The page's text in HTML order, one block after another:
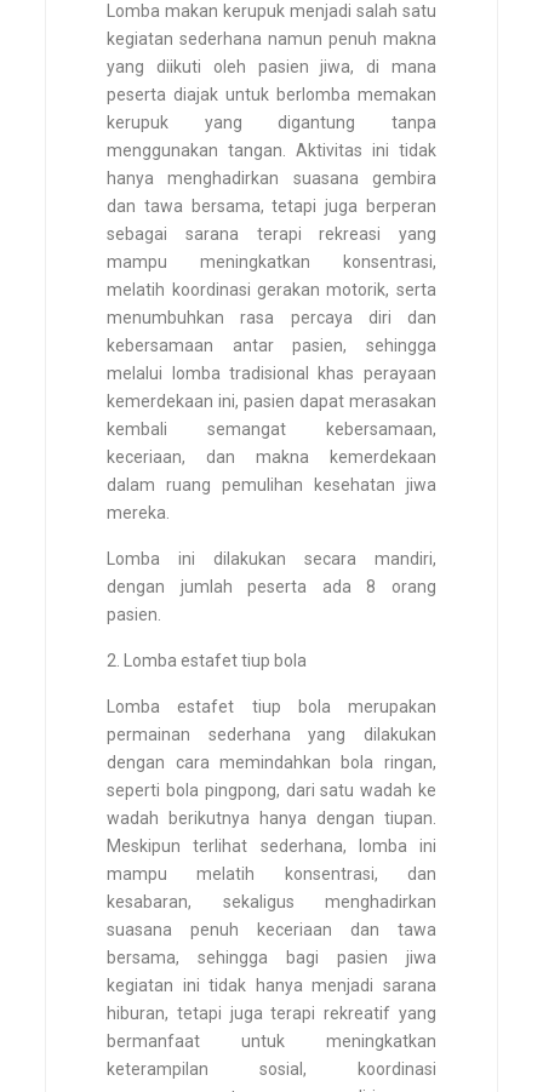
Lomba makan kerupuk menjadi salah satu
kegiatan sederhana namun penuh makna
yang diikuti oleh pasien jiwa, di mana
peserta diajak untuk berlomba memakan
kerupuk yang digantung tanpa
menggunakan tangan. Aktivitas ini tidak
hanya menghadirkan suasana gembira
dan tawa bersama, tetapi juga berperan
sebagai sarana terapi rekreasi yang
mampu meningkatkan konsentrasi,
melatih koordinasi gerakan motorik, serta
menumbuhkan rasa percaya diri dan
kebersamaan antar pasien, sehingga
melalui lomba tradisional khas perayaan
kemerdekaan ini, pasien dapat merasakan
kembali semangat kebersamaan,
keceriaan, dan makna kemerdekaan
dalam ruang pemulihan kesehatan jiwa
mereka.
Lomba ini dilakukan secara mandiri,
dengan jumlah peserta ada 8 orang
pasien.
2. Lomba estafet tiup bola
Lomba estafet tiup bola merupakan
permainan sederhana yang dilakukan
dengan cara memindahkan bola ringan,
seperti bola pingpong, dari satu wadah ke
wadah berikutnya hanya dengan tiupan.
Meskipun terlihat sederhana, lomba ini
mampu melatih konsentrasi, dan
kesabaran, sekaligus menghadirkan
suasana penuh keceriaan dan tawa
bersama, sehingga bagi pasien jiwa
kegiatan ini tidak hanya menjadi sarana
hiburan, tetapi juga terapi rekreatif yang
bermanfaat untuk meningkatkan
keterampilan sosial, koordinasi